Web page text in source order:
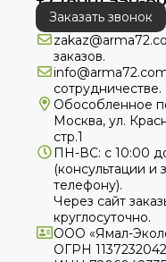
Заказать звонок
заказов.
сотрудничестве.
Обособленное
Москва, ул.
стр.1
ПН-ВС: с 10:00
(консультации и
телефону).
Через сайт
круглосуточно.
ООО «Ямал-
ОГРН